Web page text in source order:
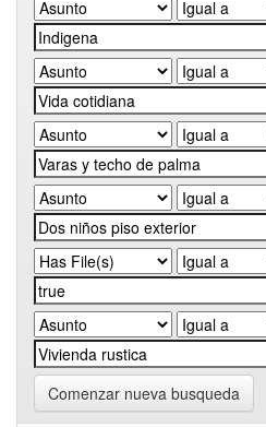
Comenzar nueva busqueda